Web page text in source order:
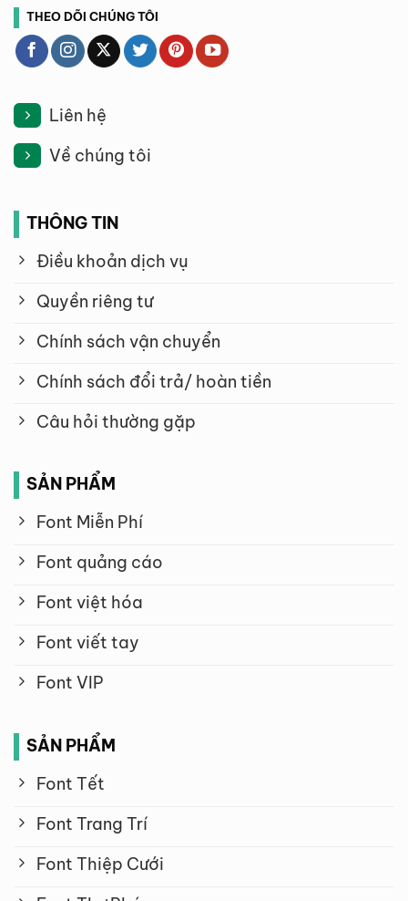
THEO DÕI CHÚNG TÔI
Liên hệ
Về chúng tôi
THÔNG TIN
Điều khoản dịch vụ
Quyền riêng tư
Chính sách vận chuyển
Chính sách đổi trả/ hoàn tiền
Câu hỏi thường gặp
SẢN PHẨM
Font Miễn Phí
Font quảng cáo
Font việt hóa
Font viết tay
Font VIP
SẢN PHẨM
Font Tết
Font Trang Trí
Font Thiệp Cưới